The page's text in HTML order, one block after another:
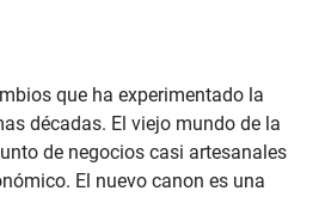
que ha experimentado la
décadas. El viejo mundo de la
de negocios casi artesanales
El nuevo canon es una